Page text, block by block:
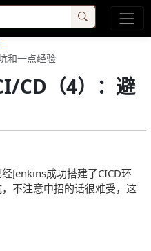
和一点经验
CD（4）：避
Jenkins成功搭建了CICD环
不注意中招的话很难受，这